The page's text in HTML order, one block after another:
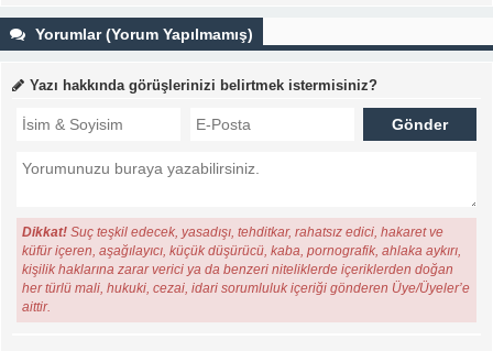
Yorumlar (Yorum Yapılmamış)
Yazı hakkında görüşlerinizi belirtmek istermisiniz?
Dikkat! Suç teşkil edecek, yasadışı, tehditkar, rahatsız edici, hakaret ve
küfür içeren, aşağılayıcı, küçük düşürücü, kaba, pornografik, ahlaka aykırı,
kişilik haklarına zarar verici ya da benzeri niteliklerde içeriklerden doğan
her türlü mali, hukuki, cezai, idari sorumluluk içeriği gönderen Üye/Üyeler’e
aittir.